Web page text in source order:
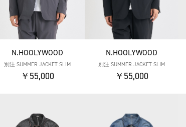
N.HOOLYWOOD
別注 SUMMER JACKET SLIM
￥55,000
N.HOOLYWOOD
別注 SUMMER JACKET SLIM
￥55,000